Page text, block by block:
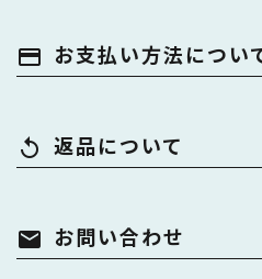
payment お支払い方法につい
replay 返品について
mail お問い合わせ